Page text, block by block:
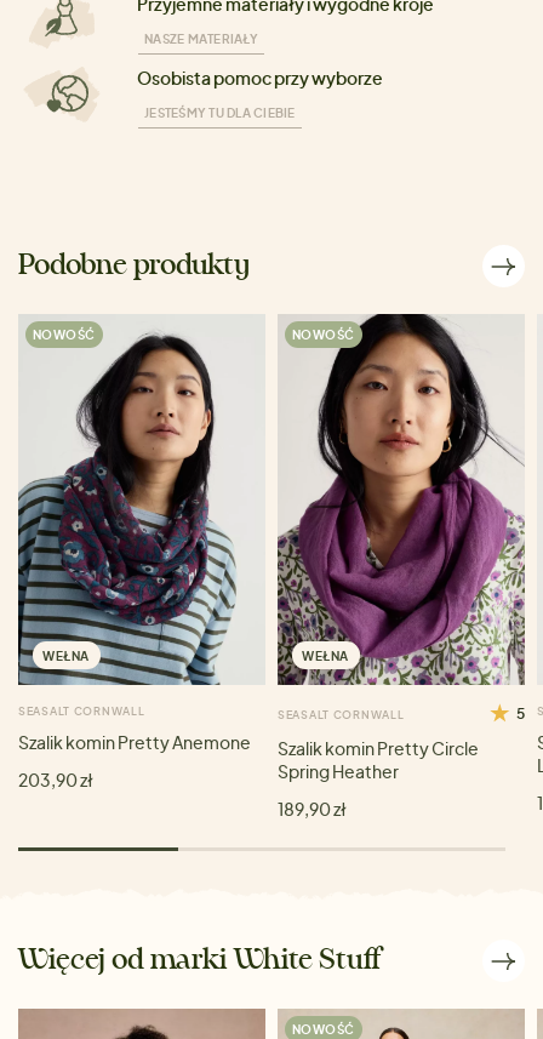
NASZE MATERIAŁY
Osobista pomoc przy wyborze
JESTEŚMY TU DLA CIEBIE
Podobne produkty
NOWOŚĆ
WEŁNA
SEASALT CORNWALL
Szalik komin Pretty Anemone
203,90 zł
NOWOŚĆ
WEŁNA
SEASALT CORNWALL 5
Szalik komin Pretty Circle
Spring Heather
189,90 zł
Więcej od marki White Stuff
NOWOŚĆ